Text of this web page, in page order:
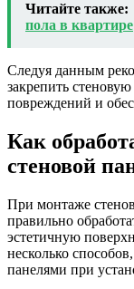
Читайте также:
пола в квартире
Следуя данным
закрепить
повреждений и
Как
стеновой
При монтаже
правильно
эстетичную
несколько
панелями при